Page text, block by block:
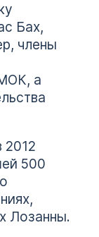
Бах,
члены
а
500
Лозанны.